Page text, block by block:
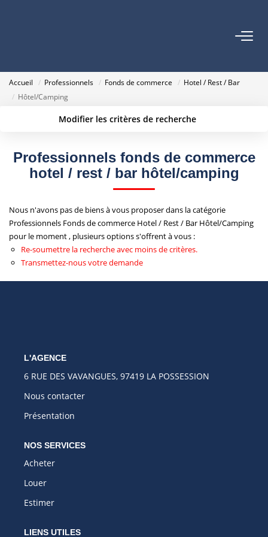
NOUS REJOINDRE
Accueil Professionnels Fonds de commerce
Hotel / Rest / Bar
Hôtel/Camping
Modifier les critères de recherche
Plus de critères Créer une alerte
Professionnels fonds de commerce
hotel / rest / bar hôtel/camping
Nous n'avons pas de biens à vous proposer dans la catégorie
Professionnels Fonds de commerce Hotel / Rest / Bar Hôtel/Camping
pour le moment , plusieurs options s'offrent à vous :
Re-soumettre la recherche avec moins de critères.
Transmettez-nous votre demande
L'AGENCE
6 RUE DES VAVANGUES, 97419 LA POSSESSION
Nous contacter
Présentation
NOS SERVICES
Acheter
Louer
Estimer
LIENS UTILES